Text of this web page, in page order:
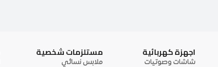
اجهزة كهربائية
شاشات وصوتيات
مستلزمات شخصية
ملابس نسائي